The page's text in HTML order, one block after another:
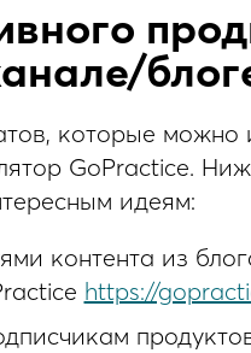
которые можно
GoPractice.
идеям:
контента из
https://